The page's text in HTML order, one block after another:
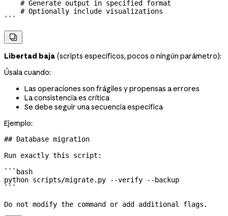
    # Generate output in specified format
    # Optionally include visualizations
```

Libertad baja (scripts específicos, pocos o ningún parámetro):
Úsala cuando:
Las operaciones son frágiles y propensas a errores
La consistencia es crítica
Se debe seguir una secuencia específica
Ejemplo:
## Database migration
Run exactly this script:
```bash
python scripts/migrate.py --verify --backup
```
Do not modify the command or add additional flags.